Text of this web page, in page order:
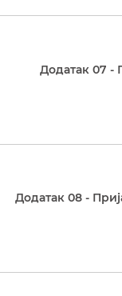
Додатак 07 -
Додатак 08 -